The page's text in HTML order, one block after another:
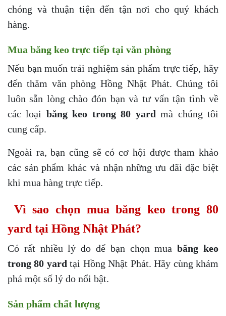
chóng và thuận tiện đến tận nơi cho quý khách
hàng.
Mua băng keo trực tiếp tại văn phòng
Nếu bạn muốn trải nghiệm sản phẩm trực tiếp, hãy
đến thăm văn phòng Hồng Nhật Phát. Chúng tôi
luôn sẵn lòng chào đón bạn và tư vấn tận tình về
các loại băng keo trong 80 yard mà chúng tôi
cung cấp.
Ngoài ra, bạn cũng sẽ có cơ hội được tham khảo
các sản phẩm khác và nhận những ưu đãi đặc biệt
khi mua hàng trực tiếp.
Vì sao chọn mua băng keo trong 80
yard tại Hồng Nhật Phát?
Có rất nhiều lý do để bạn chọn muabăng keo
trong 80 yard tại Hồng Nhật Phát. Hãy cùng khám
phá một số lý do nổi bật.
Sản phẩm chất lượng